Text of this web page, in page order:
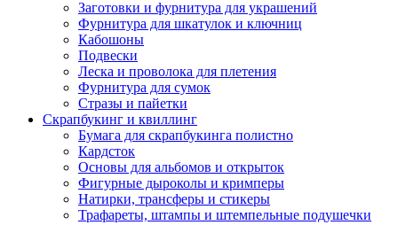
Заготовки и фурнитура для украшений
Фурнитура для шкатулок и ключниц
Кабошоны
Подвески
Леска и проволока для плетения
Фурнитура для сумок
Стразы и пайетки
Скрапбукинг и квиллинг
Бумага для скрапбукинга полистно
Кардсток
Основы для альбомов и открыток
Фигурные дыроколы и кримперы
Натирки, трансферы и стикеры
Трафареты, штампы и штемпельные подушечки